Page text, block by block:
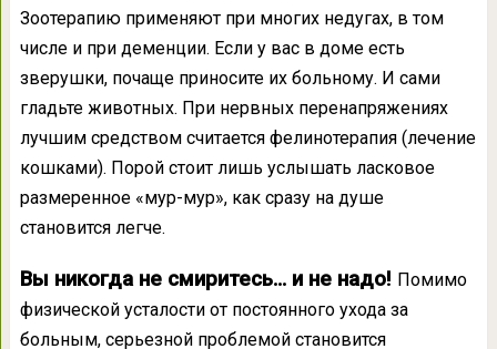
Зоотерапию применяют при многих недугах, в том
числе и при деменции. Если у вас в доме есть
зверушки, почаще приносите их больному. И сами
гладьте животных. При нервных перенапряжениях
лучшим средством считается фелинотерапия (лечение
кошками). Порой стоит лишь услышать ласковое
размеренное «мур-мур», как сразу на душе
становится легче.
Вы никогда не смиритесь… и не надо! Помимо
физической усталости от постоянного ухода за
больным, серьезной проблемой становится